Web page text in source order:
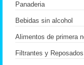
Panaderia
Bebidas sin alcohol
Alimentos de primera
Filtrantes y Reposados